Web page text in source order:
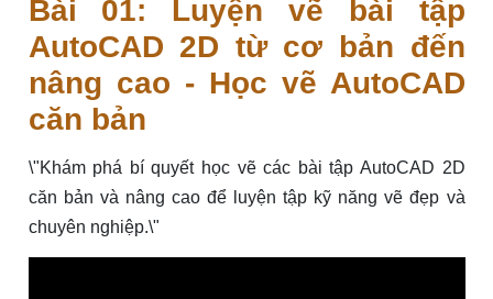
Bài 01: Luyện vẽ bài tập
AutoCAD 2D từ cơ bản đến
nâng cao - Học vẽ AutoCAD
căn bản
\"Khám phá bí quyết học vẽ các bài tập AutoCAD 2D
căn bản và nâng cao để luyện tập kỹ năng vẽ đẹp và
chuyên nghiệp.\"